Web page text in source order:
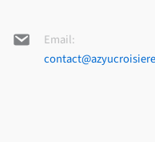
Email: